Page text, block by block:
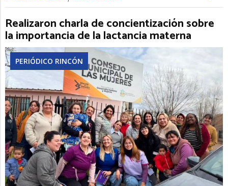
Realizaron charla de concientización sobre
la importancia de la lactancia materna
PERIÓDICO RINCÓN